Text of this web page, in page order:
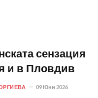
сензация
и в Пловдив
09 Юни 2026